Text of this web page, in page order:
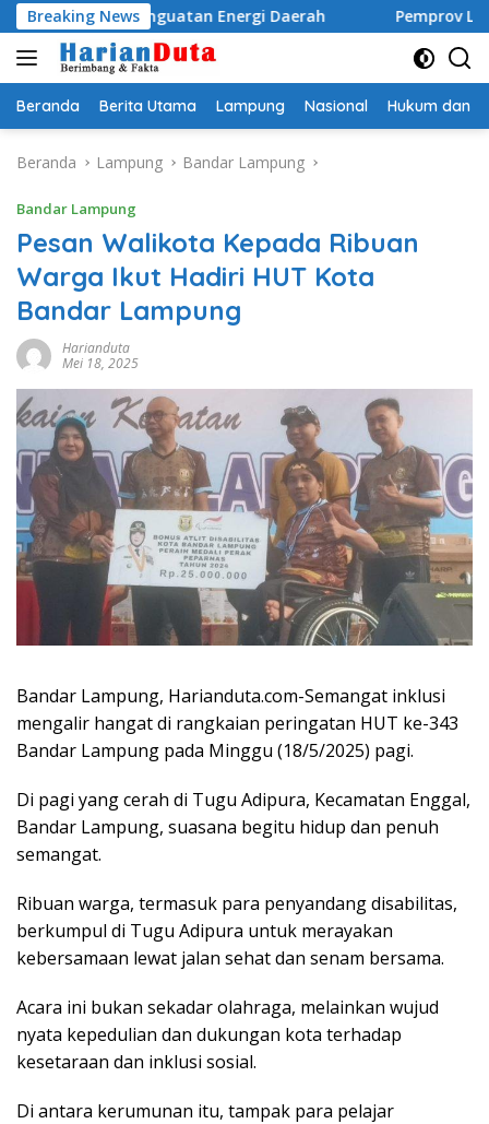
Langsung
ke
konten
Breaking News
Penguatan Energi Daerah Pemprov Lampung
Beranda Berita Utama Lampung Nasional Hukum dan
Beranda Lampung Bandar Lampung
Bandar Lampung
Pesan Walikota Kepada Ribuan
Warga Ikut Hadiri HUT Kota
Bandar Lampung
Harianduta
Mei 18, 2025
Bandar Lampung, Harianduta.com-Semangat inklusi
mengalir hangat di rangkaian peringatan HUT ke-343
Bandar Lampung pada Minggu (18/5/2025) pagi.
Di pagi yang cerah di Tugu Adipura, Kecamatan Enggal,
Bandar Lampung, suasana begitu hidup dan penuh
semangat.
Ribuan warga, termasuk para penyandang disabilitas,
berkumpul di Tugu Adipura untuk merayakan
kebersamaan lewat jalan sehat dan senam bersama.
Acara ini bukan sekadar olahraga, melainkan wujud
nyata kepedulian dan dukungan kota terhadap
kesetaraan dan inklusi sosial.
Di antara kerumunan itu, tampak para pelajar